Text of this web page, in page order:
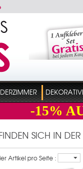
-15%
SICH IN
Artikel pro Seite :